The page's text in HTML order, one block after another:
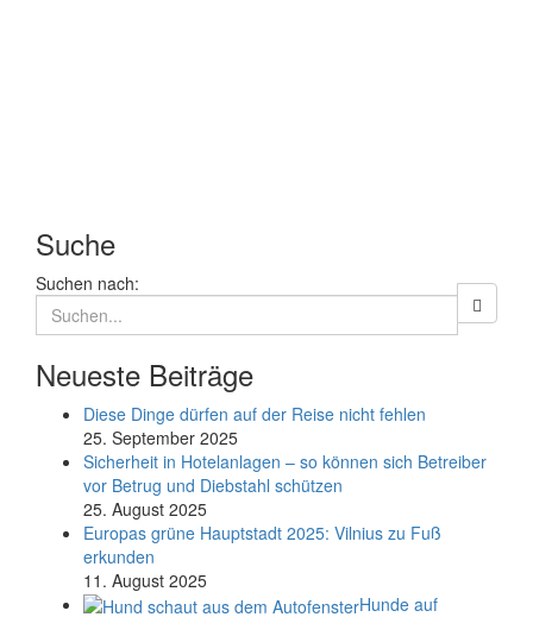
Suche
Suchen nach:
Neueste Beiträge
Diese Dinge dürfen auf der Reise nicht fehlen
25. September 2025
Sicherheit in Hotelanlagen – so können sich Betreiber
vor Betrug und Diebstahl schützen
25. August 2025
Europas grüne Hauptstadt 2025: Vilnius zu Fuß
erkunden
11. August 2025
Hunde auf